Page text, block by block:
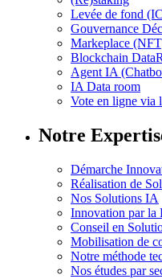
Levée de fond
Gouvernance
Markeplace
Blockchain
Agent IA
IA Data room
Vote en ligne via
Notre
Démarche
Réalisation de
Nos Solutions IA
Innovation par la
Conseil en
Mobilisation de
Notre méthode
Nos études par